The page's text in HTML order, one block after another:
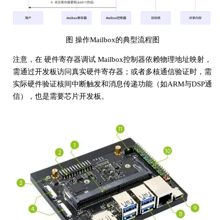
图 操作Mailbox的典型流程图
注意，在 硬件寄存器调试 Mailbox控制器依赖物理地址映射，
需通过开发板访问真实硬件寄存器；或者多核通信验证时，需
实际硬件验证核间中断触发和消息传递功能（如ARM与DSP通
信），也是需要芯片开发板。